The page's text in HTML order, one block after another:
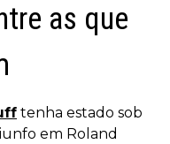
as que
tenha estado sob
em Roland